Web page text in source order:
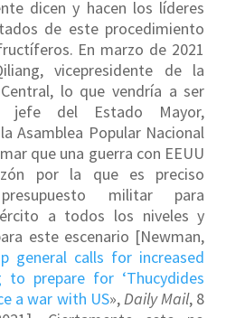
dicen y hacen los líderes
de este procedimiento
En marzo de 2021
vicepresidente de la
lo que vendría a ser
jefe del Estado Mayor,
Asamblea Popular Nacional
que una guerra con EEUU
por la que es preciso
militar para
a todos los niveles y
este escenario [Newman,
general calls for increased
to prepare for ‘Thucydides
a war with US»,Daily Mail, 8